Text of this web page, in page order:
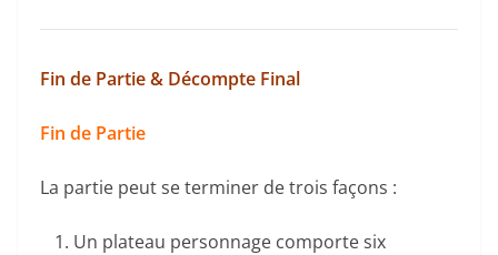
Fin de Partie & Décompte Final
Fin de Partie
La partie peut se terminer de trois façons :
Un plateau personnage comporte six